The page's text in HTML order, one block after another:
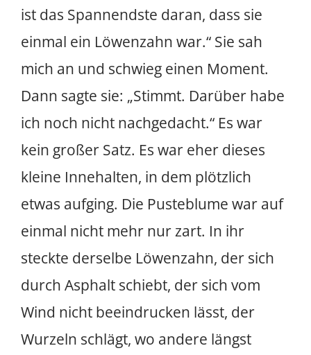
ist das Spannendste daran, dass sie
einmal ein Löwenzahn war.“ Sie sah
mich an und schwieg einen Moment.
Dann sagte sie: „Stimmt. Darüber habe
ich noch nicht nachgedacht.“ Es war
kein großer Satz. Es war eher dieses
kleine Innehalten, in dem plötzlich
etwas aufging. Die Pusteblume war auf
einmal nicht mehr nur zart. In ihr
steckte derselbe Löwenzahn, der sich
durch Asphalt schiebt, der sich vom
Wind nicht beeindrucken lässt, der
Wurzeln schlägt, wo andere längst